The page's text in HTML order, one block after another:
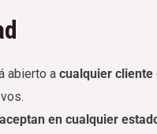
abierto a cualquier cliente
en cualquier